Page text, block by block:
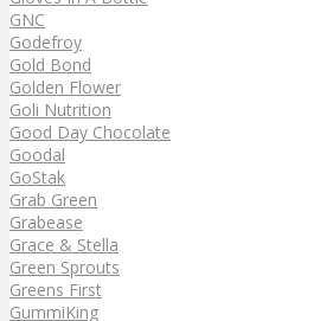
GNC
Godefroy
Gold Bond
Golden Flower
Goli Nutrition
Good Day Chocolate
Goodal
GoStak
Grab Green
Grabease
Grace & Stella
Green Sprouts
Greens First
GummiKing